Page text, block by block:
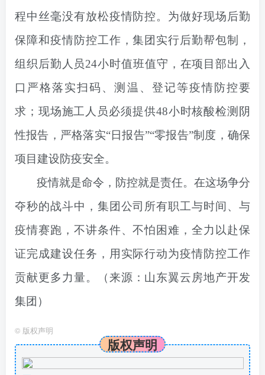
程中丝毫没有放松疫情防控。 为做好现场后勤
保障和疫情防控工作，集团实行后勤帮包制，
组织后勤人员24小时值班值守，在项目部出入
口严格落实扫码、测温、登记等疫情防控要
求；现场施工人员必须提供48小时核酸检测阴
性报告，严格落实“日报告”“零报告”制度，确保
项目建设防疫安全。
疫情就是命令，防控就是责任。在这场争分
夺秒的战斗中，集团公司所有职工与时间、与
疫情赛跑，不讲条件、不怕困难，全力以赴保
证完成建设任务，用实际行动为疫情防控工作
贡献更多力量。
（来源 ：山东翼云房地产开发
集团 ）
© 版权声明
版权声明